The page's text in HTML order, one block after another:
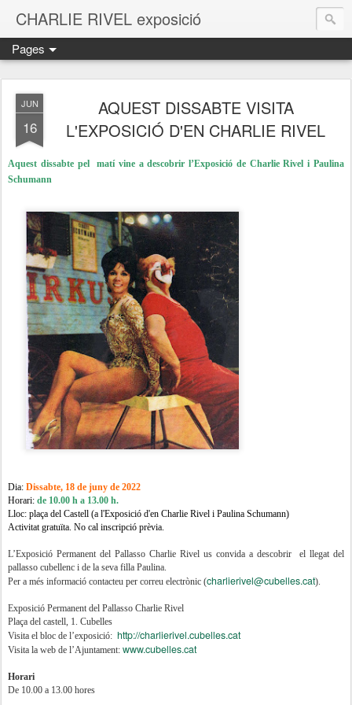
CHARLIE RIVEL exposició
Pages
JUN
16
AQUEST DISSABTE VISITA
L'EXPOSICIÓ D'EN CHARLIE RIVEL
Aquest dissabte pel matí vine a descobrir l’Exposició de Charlie Rivel i Paulina
Schumann
Dia: Dissabte, 18 de juny de 2022
Horari: de 10.00 h a 13.00 h.
Lloc: plaça del Castell (a l'Exposició d'en Charlie Rivel i Paulina Schumann)
Activitat gratuïta. No cal inscripció prèvia.
L’Exposició Permanent del Pallasso Charlie Rivel us convida a descobrir el llegat del
pallasso cubellenc i de la seva filla Paulina.
Per a més informació contacteu per correu electrònic (charlierivel@cubelles.cat).
Exposició Permanent del Pallasso Charlie Rivel
Plaça del castell, 1. Cubelles
Visita el bloc de l’exposició: http://charlierivel.cubelles.cat
Visita la web de l’Ajuntament: www.cubelles.cat
Horari
De 10.00 a 13.00 hores